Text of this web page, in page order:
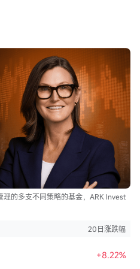
理的多支不同策略的基金，ARK Invest
20日涨跌幅
+8.22%